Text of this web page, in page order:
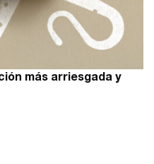
más arriesgada y